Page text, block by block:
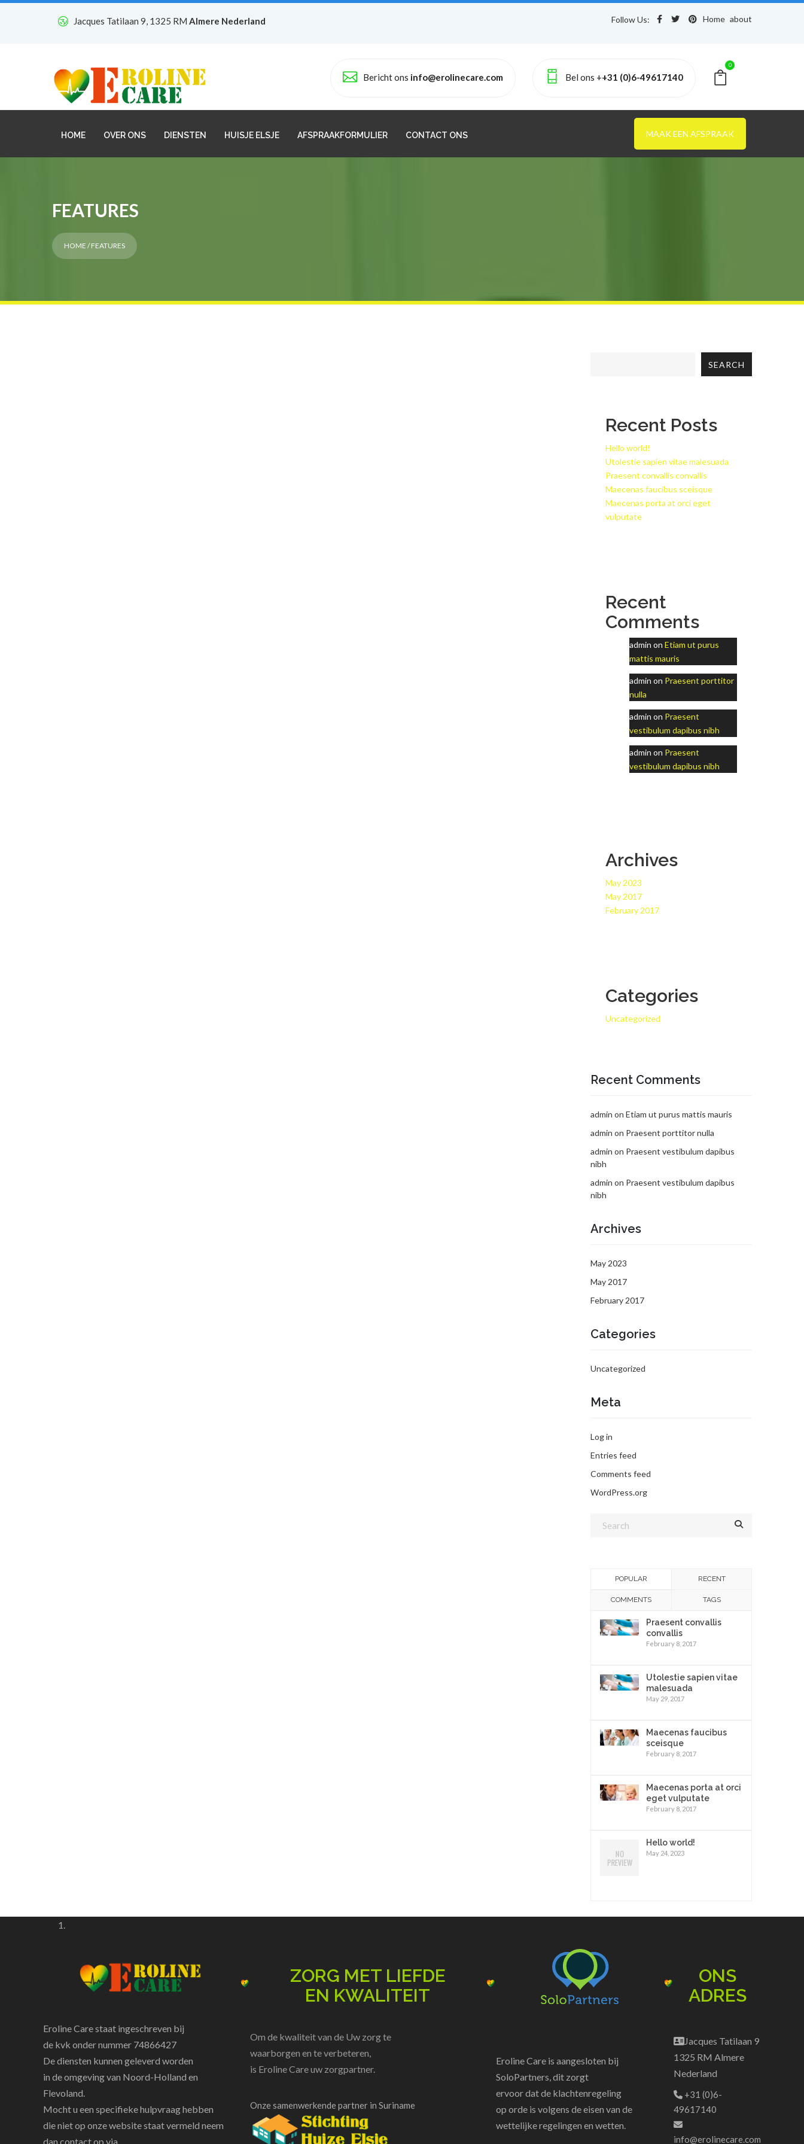
Jacques Tatilaan 9, 1325 RM Almere Nederland Home about
Follow Us:
0
Bericht ons info@erolinecare.com Bel ons ++31 (0)6-49617140
HOME OVER ONS DIENSTEN HUISJE ELSJE AFSPRAAKFORMULIER CONTACT ONS MAAK EEN AFSPRAAK
FEATURES
HOME / FEATURES
SEARCH
Recent Posts
Hello world!
Utolestie sapien vitae malesuada
Praesent convallis convallis
Maecenas faucibus sceisque
Maecenas porta at orci eget
vulputate
Recent
Comments
admin on Etiam ut purus
mattis mauris
admin on Praesent porttitor
nulla
admin on Praesent
vestibulum dapibus nibh
admin on Praesent
vestibulum dapibus nibh
Archives
May 2023
May 2017
February 2017
Categories
Uncategorized
Recent Comments
admin on Etiam ut purus mattis mauris
admin on Praesent porttitor nulla
admin on Praesent vestibulum dapibus
nibh
admin on Praesent vestibulum dapibus
nibh
Archives
May 2023
May 2017
February 2017
Categories
Uncategorized
Meta
Log in
Entries feed
Comments feed
WordPress.org
POPULAR RECENT
COMMENTS TAGS
Praesent convallis
convallis
February 8, 2017
Utolestie sapien vitae
malesuada
May 29, 2017
Maecenas faucibus
sceisque
February 8, 2017
Maecenas porta at orci
eget vulputate
February 8, 2017
Hello world!
May 24, 2023
ZORG MET LIEFDE
EN KWALITEIT
ONS
ADRES
Eroline Care staat ingeschreven bij
de kvk onder nummer 74866427
De diensten kunnen geleverd worden
in de omgeving van Noord-Holland en
Flevoland.
Mocht u een specifieke hulpvraag hebben
die niet op onze website staat vermeld neem
dan contact op via
Om de kwaliteit van de Uw zorg te
waarborgen en te verbeteren,
is Eroline Care uw zorgpartner.
Onze samenwerkende partner in Suriname
Eroline Care is aangesloten bij
SoloPartners, dit zorgt
ervoor dat de klachtenregeling
op orde is volgens de eisen van de
wettelijke regelingen en wetten.
Jacques Tatilaan 9
1325 RM Almere
Nederland
+31 (0)6-
49617140
info@erolinecare.com